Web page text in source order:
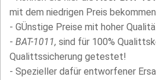
mit dem niedrigen Preis
- GÜnstige Preise mit hoher
- BAT-1011, sind für 100%
Qualittssicherung getestet!
- Spezieller dafür entworfener